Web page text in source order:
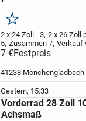
Merken
2 x 24 Zoll - 3,-2 x 26 Zoll
5,-Zusammen 7,-Verkauf
Ausschluss jeglicher
Gewährleistung
Bringen und Versand
7 €Festpreis
41238 Mönchengladbach
Gestern, 15:33
Vorderrad 28 Zoll
Achsmaß